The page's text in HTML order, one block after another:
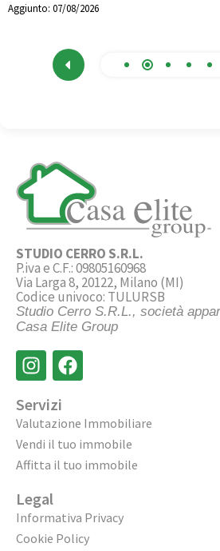
Aggiunto: 07/08/2026
STUDIO CERRO S.R.L.
P.iva e C.F.: 09805160968
Via Larga 8, 20122, Milano (MI)
Codice univoco: TULURSB
Studio Cerro S.R.L., società
Casa Elite Group
Servizi
Valutazione Immobiliare
Vendi il tuo immobile
Affitta il tuo immobile
Legal
Informativa Privacy
Cookie Policy